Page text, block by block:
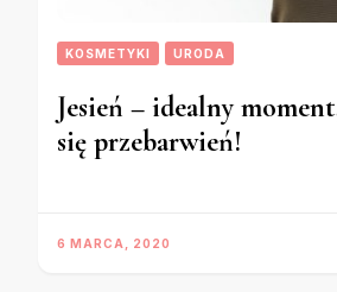
KOSMETYKI URODA
Jesień – idealny
się przebarwień!
6 MARCA, 2020